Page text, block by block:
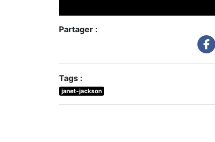
Partager :
Tags :
janet-jackson